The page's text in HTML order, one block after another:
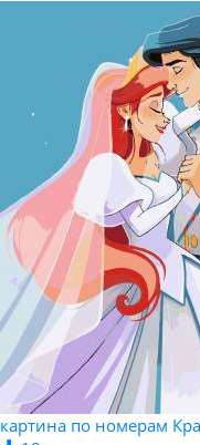
картина по номерам